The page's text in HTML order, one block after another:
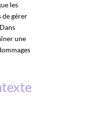
les
de gérer
une